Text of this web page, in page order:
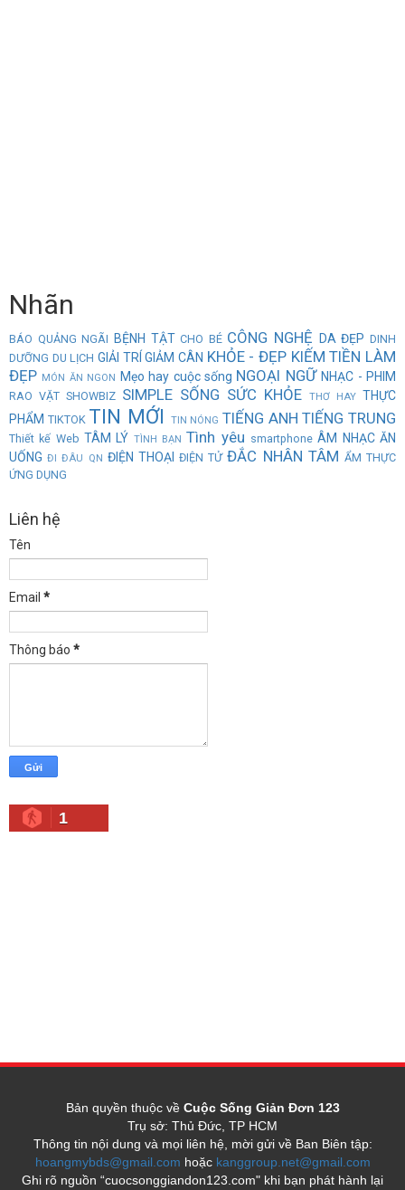
Nhãn
BÁO QUẢNG NGÃI BỆNH TẬT CHO BÉ CÔNG NGHỆ DA ĐẸP DINH
DƯỠNG DU LỊCH GIẢI TRÍ GIẢM CÂN KHỎE - ĐẸP KIẾM TIỀN LÀM
ĐẸP MÓN ĂN NGON Mẹo hay cuộc sống NGOẠI NGỮ NHẠC - PHIM
RAO VẶT SHOWBIZ SIMPLE SỐNG SỨC KHỎE THƠ HAY THỰC
PHẨM TIKTOK TIN MỚI TIN NÓNG TIẾNG ANH TIẾNG TRUNG
Thiết kế Web TÂM LÝ TÌNH BẠN Tình yêu smartphone ÂM NHẠC ĂN
UỐNG ĐI ĐÂU QN ĐIỆN THOẠI ĐIỆN TỬ ĐẮC NHÂN TÂM ẨM THỰC
ỨNG DỤNG
Liên hệ
Tên
Email *
Thông báo *
1
Bản quyền thuộc về Cuộc Sống Giản Đơn 123
Trụ sở: Thủ Đức, TP HCM
Thông tin nội dung và mọi liên hệ, mời gửi về Ban Biên tập:
hoangmybds@gmail.com hoặc kanggroup.net@gmail.com
Ghi rõ nguồn “cuocsonggiandon123.com" khi bạn phát hành lại